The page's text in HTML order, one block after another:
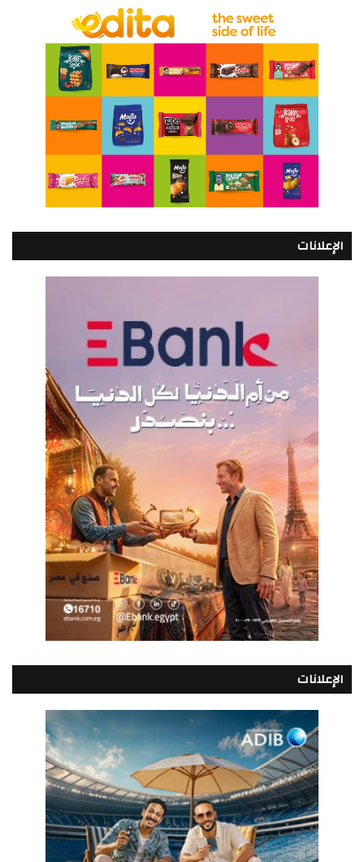
الإعلانات
الإعلانات